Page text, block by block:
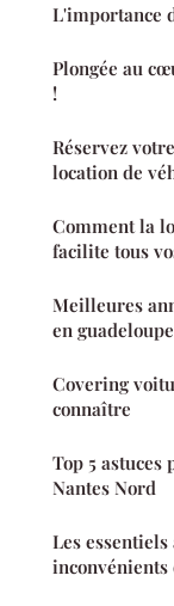
L'importance
Plongée au
!
Réservez
location de
Comment la
facilite tous
Meilleures
en guadeloupe
Covering
connaître
Top 5
Nantes Nord
Les
inconvénients